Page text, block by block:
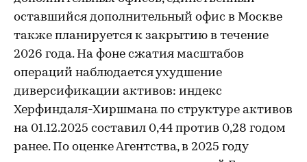
оставшийся дополнительный офис в Москве
также планируется к закрытию в течение
2026 года. На фоне сжатия масштабов
операций наблюдается ухудшение
диверсификации активов: индекс
Херфиндаля-Хиршмана по структуре активов
на 01.12.2025 составил 0,44 против 0,28 годом
ранее. По оценке Агентства, в 2025 году